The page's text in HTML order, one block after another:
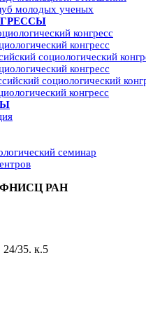
молодых ученых
конгресс
конгресс
социологический
конгресс
социологический
конгресс
семинар
ФНИСЦ РАН
35. к.5